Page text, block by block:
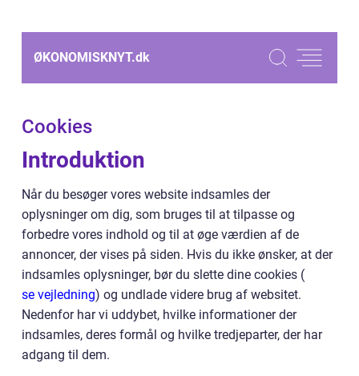
ØKONOMISKNYT.dk
Cookies
Introduktion
Når du besøger vores website indsamles der
oplysninger om dig, som bruges til at tilpasse og
forbedre vores indhold og til at øge værdien af de
annoncer, der vises på siden. Hvis du ikke ønsker, at der
indsamles oplysninger, bør du slette dine cookies (
se vejledning) og undlade videre brug af websitet.
Nedenfor har vi uddybet, hvilke informationer der
indsamles, deres formål og hvilke tredjeparter, der har
adgang til dem.